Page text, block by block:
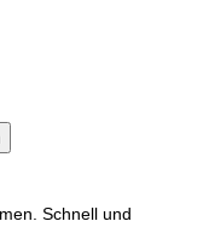
Schnell und